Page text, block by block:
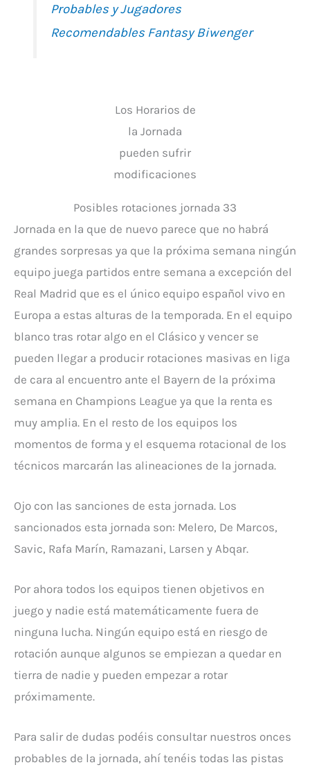
Probables y Jugadores
Recomendables Fantasy Biwenger
Los Horarios de
la Jornada
pueden sufrir
modificaciones
Posibles rotaciones jornada 33
Jornada en la que de nuevo parece que no habrá
grandes sorpresas ya que la próxima semana ningún
equipo juega partidos entre semana a excepción del
Real Madrid que es el único equipo español vivo en
Europa a estas alturas de la temporada. En el equipo
blanco tras rotar algo en el Clásico y vencer se
pueden llegar a producir rotaciones masivas en liga
de cara al encuentro ante el Bayern de la próxima
semana en Champions League ya que la renta es
muy amplia. En el resto de los equipos los
momentos de forma y el esquema rotacional de los
técnicos marcarán las alineaciones de la jornada.
Ojo con las sanciones de esta jornada. Los
sancionados esta jornada son: Melero, De Marcos,
Savic, Rafa Marín, Ramazani, Larsen y Abqar.
Por ahora todos los equipos tienen objetivos en
juego y nadie está matemáticamente fuera de
ninguna lucha. Ningún equipo está en riesgo de
rotación aunque algunos se empiezan a quedar en
tierra de nadie y pueden empezar a rotar
próximamente.
Para salir de dudas podéis consultar nuestros onces
probables de la jornada, ahí tenéis todas las pistas